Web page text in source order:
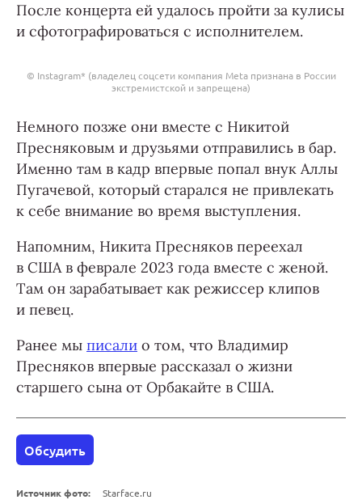
После концерта ей удалось пройти за кулисы
и сфотографироваться с исполнителем.
© Instagram* (владелец соцсети компания Meta признана в России
экстремистской и запрещена)
Немного позже они вместе с Никитой
Пресняковым и друзьями отправились в бар.
Именно там в кадр впервые попал внук Аллы
Пугачевой, который старался не привлекать
к себе внимание во время выступления.
Напомним, Никита Пресняков переехал
в США в феврале 2023 года вместе с женой.
Там он зарабатывает как режиссер клипов
и певец.
Ранее мы писали о том, что Владимир
Пресняков впервые рассказал о жизни
старшего сына от Орбакайте в США.
Обсудить
Источник фото: Starface.ru